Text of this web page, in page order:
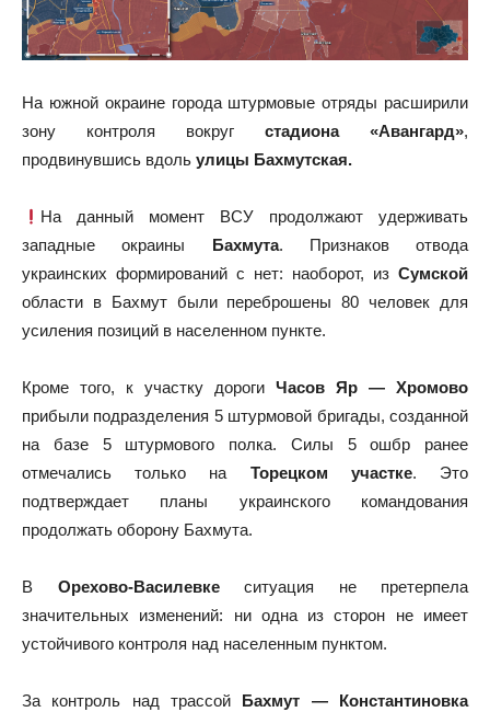
На южной окраине города штурмовые отряды расширили
зону контроля вокруг стадиона «Авангард»,
продвинувшись вдоль улицы Бахмутская.
На данный момент ВСУ продолжают удерживать
западные окраины Бахмута. Признаков отвода
украинских формирований с нет: наоборот, из Сумской
области в Бахмут были переброшены 80 человек для
усиления позиций в населенном пункте.
Кроме того, к участку дороги Часов Яр — Хромово
прибыли подразделения 5 штурмовой бригады, созданной
на базе 5 штурмового полка. Силы 5 ошбр ранее
отмечались только на Торецком участке. Это
подтверждает планы украинского командования
продолжать оборону Бахмута.
В Орехово-Василевкеситуация не претерпела
значительных изменений: ни одна из сторон не имеет
устойчивого контроля над населенным пунктом.
За контроль над трассой Бахмут — Константиновка